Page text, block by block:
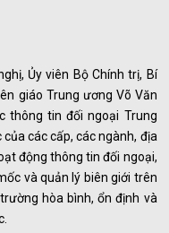
Ủy viên Bộ Chính trị, Bí
giáo Trung ương Võ Văn
thông tin đối ngoại Trung
các cấp, các ngành, địa
động thông tin đối ngoại,
và quản lý biên giới trên
hòa bình, ổn định và